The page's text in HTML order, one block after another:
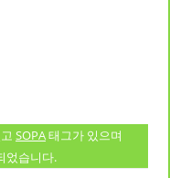
SOPA태그가 있으며
었습니다.